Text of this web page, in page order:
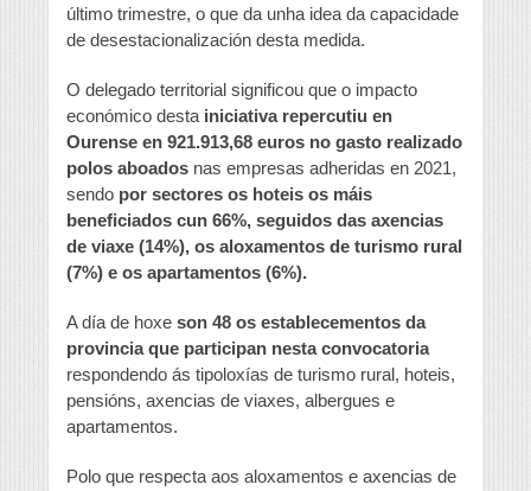
último trimestre, o que da unha idea da capacidade
de desestacionalización desta medida.
O delegado territorial significou que o impacto
económico desta iniciativa repercutiu en
Ourense en 921.913,68 euros no gasto realizado
polos aboados nas empresas adheridas en 2021,
sendo por sectores os hoteis os máis
beneficiados cun 66%, seguidos das axencias
de viaxe (14%), os aloxamentos de turismo rural
(7%) e os apartamentos (6%).
A día de hoxe son 48 os establecementos da
provincia que participan nesta convocatoria
respondendo ás tipoloxías de turismo rural, hoteis,
pensións, axencias de viaxes, albergues e
apartamentos.
Polo que respecta aos aloxamentos e axencias de